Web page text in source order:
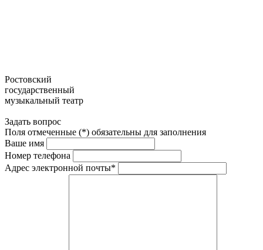
Ростовский
государственный
музыкальный театр
Задать вопрос
Поля отмеченные (*) обязательны для заполнения
Ваше имя
Номер телефона
Адрес электронной почты*